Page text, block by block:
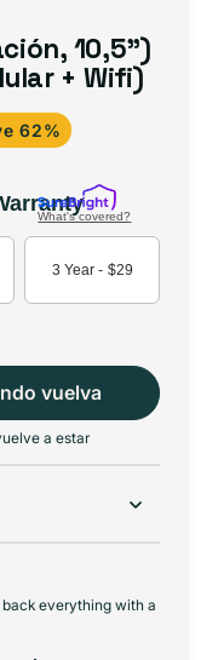
10,5")
+ Wifi)
62%
What's covered?
3 Year - $29
vuelva
a estar
everything with a